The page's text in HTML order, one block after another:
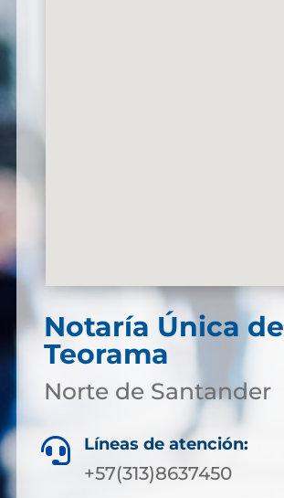
Notaría Única de
Teorama
Norte de Santander
 Líneas de atención:
+57(313)8637450